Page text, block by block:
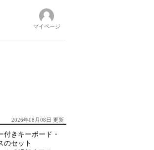
マイページ
2026年08月08日 更新
付きキーボード・
のセット